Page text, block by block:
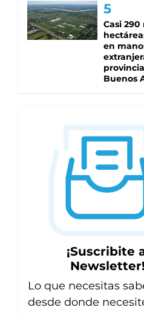
Casi 290
en
Buenos
¡Suscribite
Lo que necesitas
desde donde